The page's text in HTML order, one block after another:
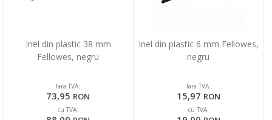
Inel din plastic 38 mm
Fellowes, negru
fara TVA:
73,95 RON
cu TVA:
Inel din plastic 6 mm Fellowes,
negru
fara TVA:
15,97 RON
cu TVA: